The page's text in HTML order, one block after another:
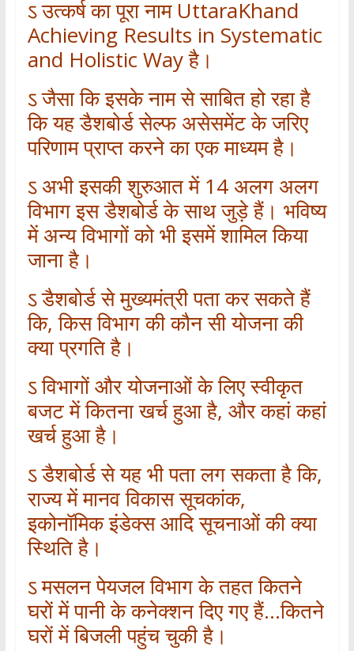
ऽ उत्कर्ष का पूरा नाम UttaraKhand
Achieving Results in Systematic
and Holistic Way है।
ऽ जैसा कि इसके नाम से साबित हो रहा है
कि यह डैशबोर्ड सेल्फ असेसमेंट के जरिए
परिणाम प्राप्त करने का एक माध्यम है।
ऽ अभी इसकी शुरुआत में 14 अलग अलग
विभाग इस डैशबोर्ड के साथ जुड़े हैं। भविष्य
में अन्य विभागों को भी इसमें शामिल किया
जाना है।
ऽ डैशबोर्ड से मुख्यमंत्री पता कर सकते हैं
कि, किस विभाग की कौन सी योजना की
क्या प्रगति है।
ऽ विभागों और योजनाओं के लिए स्वीकृत
बजट में कितना खर्च हुआ है, और कहां कहां
खर्च हुआ है।
ऽ डैशबोर्ड से यह भी पता लग सकता है कि,
राज्य में मानव विकास सूचकांक,
इकोनॉमिक इंडेक्स आदि सूचनाओं की क्या
स्थिति है।
ऽ मसलन पेयजल विभाग के तहत कितने
घरों में पानी के कनेक्शन दिए गए हैं…कितने
घरों में बिजली पहुंच चुकी है।